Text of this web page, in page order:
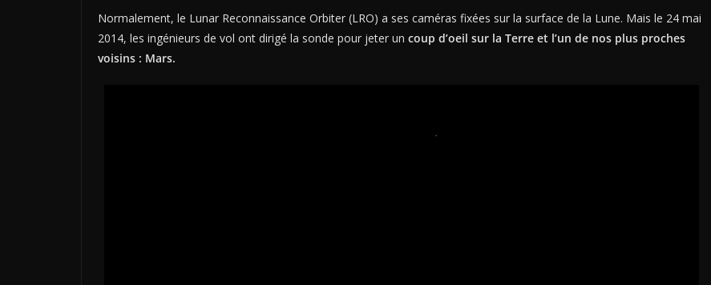
Normalement, le Lunar Reconnaissance Orbiter (LRO) a ses caméras fixées sur la surface de la Lune. Mais le 24 mai
2014, les ingénieurs de vol ont dirigé la sonde pour jeter un coup d’oeil sur la Terre et l’un de nos plus proches
voisins : Mars.